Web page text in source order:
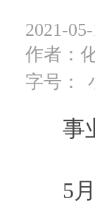
2021-
作者：
字号：
事
5